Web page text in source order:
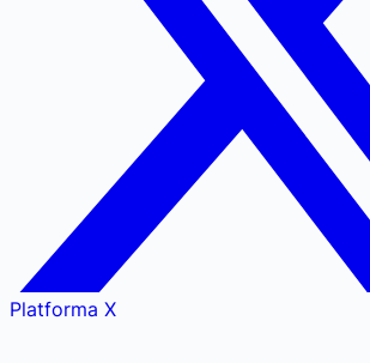
Platforma X